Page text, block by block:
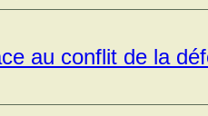
au conflit de la